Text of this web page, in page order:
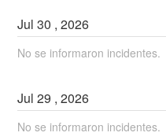
Jul30 ,2026
No se informaron incidentes.
Jul29 ,2026
No se informaron incidentes.